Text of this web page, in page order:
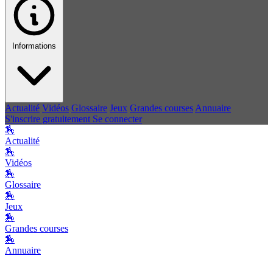
Informations
Actualité Vidéos Glossaire Jeux Grandes courses Annuaire
S'inscrire gratuitement Se connecter
🏇
Actualité
🏇
Vidéos
🏇
Glossaire
🏇
Jeux
🏇
Grandes courses
🏇
Annuaire